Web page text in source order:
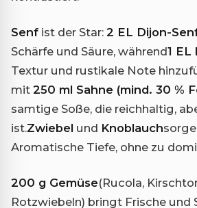
Senf ist der Star: 2 EL Dijon-
Schärfe und Säure, während1 EL
Textur und rustikale Note
mit 250 ml Sahne (mind. 30 %
samtige Soße, die reichhaltig,
ist.Zwiebel und Knoblauch
Aromatische Tiefe, ohne zu
200 g Gemüse(Rucola,
Rotzwiebeln) bringt Frische und